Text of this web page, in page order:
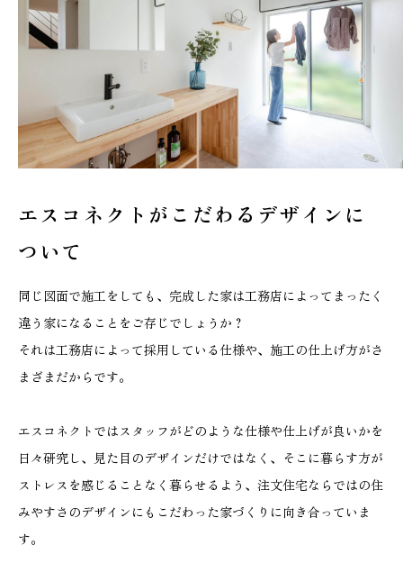
エスコネクトがこだわる デザインに
ついて
同じ図面で施工をしても、完成した家は工務店によってまったく
違う家になることをご存じでしょうか？
それは工務店によって採用している仕様や、施工の仕上げ方がさ
まざまだからです。
エスコネクトではスタッフがどのような仕様や仕上げが良いかを
日々研究し、見た目のデザインだけではなく、そこに暮らす方が
ストレスを感じることなく暮らせるよう、注文住宅ならではの住
みやすさのデザインにもこだわった家づくりに向き合っていま
す。